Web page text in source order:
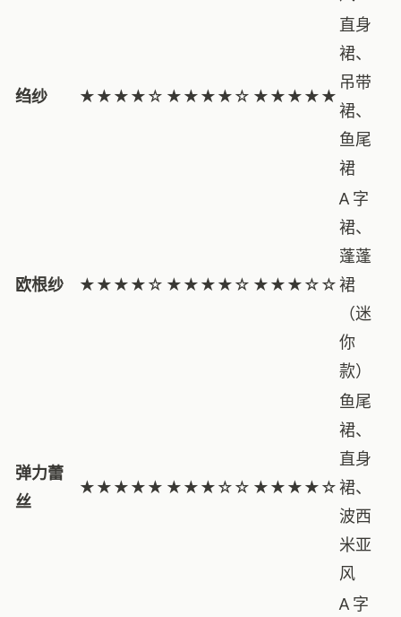
绉纱 ★★★★☆ ★★★★☆ ★★★★★
直身
裙、
吊带
裙、
鱼尾
裙
欧根纱 ★★★★☆ ★★★★☆ ★★★☆☆
A 字
裙、
蓬蓬
裙
（迷
你
款）
弹力蕾
丝
★★★★★ ★★★☆☆ ★★★★☆
鱼尾
裙、
直身
裙、
波西
米亚
风
A 字